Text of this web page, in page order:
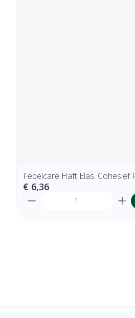
Febelcare Haft Elas. Cohesief
€ 6,36